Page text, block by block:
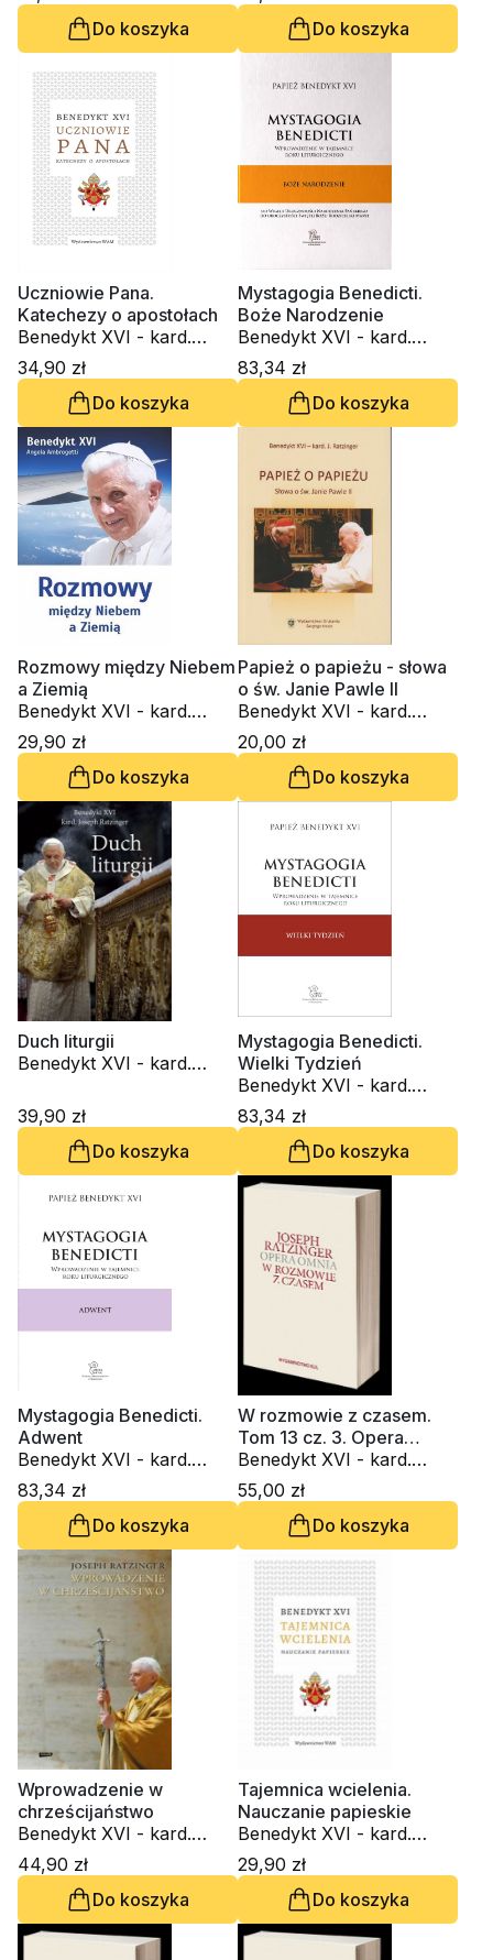
Do koszyka
Do koszyka
Uczniowie Pana.
Katechezy o apostołach
Benedykt XVI - kard.
Joseph Ratzinger
34,90 zł
Do koszyka
Mystagogia Benedicti.
Boże Narodzenie
Benedykt XVI - kard.
Joseph Ratzinger
83,34 zł
Do koszyka
Rozmowy między Niebem
a Ziemią
Benedykt XVI - kard.
Joseph Ratzinger, Angela
Ambrogetti
29,90 zł
Do koszyka
Papież o papieżu - słowa
o św. Janie Pawle II
Benedykt XVI - kard.
Joseph Ratzinger
20,00 zł
Do koszyka
Duch liturgii
Benedykt XVI - kard.
39,90 zł
Do koszyka
Mystagogia Benedicti.
Wielki Tydzień
Benedykt XVI - kard.
Joseph Ratzinger
83,34 zł
Do koszyka
Mystagogia Benedicti.
Adwent
Benedykt XVI - kard.
Joseph Ratzinger
83,34 zł
Do koszyka
W rozmowie z czasem.
Tom 13 cz. 3. Opera
omnia
Benedykt XVI - kard.
Joseph Ratzinger
55,00 zł
Do koszyka
Wprowadzenie w
chrześcijaństwo
Benedykt XVI - kard.
Joseph Ratzinger
44,90 zł
Do koszyka
Tajemnica wcielenia.
Nauczanie papieskie
Benedykt XVI - kard.
Joseph Ratzinger
29,90 zł
Do koszyka